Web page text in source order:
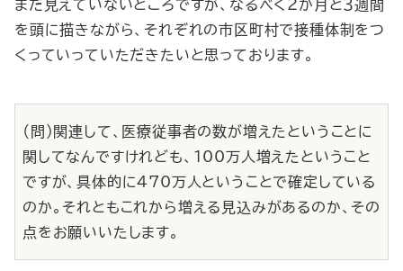
まだ見えていないところですが、なるべく２か月と３週間
を頭に描きながら、それぞれの市区町村で接種体制をつ
くっていっていただきたいと思っております。
（問）関連して、医療従事者の数が増えたということに
関してなんですけれども、100万人増えたということ
ですが、具体的に470万人ということで確定している
のか。それともこれから増える見込みがあるのか、その
点をお願いいたします。